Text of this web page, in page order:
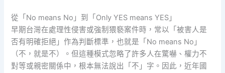
從「No means No」到「Only YES means YES」
早期台灣在處理性侵害或強制猥褻案件時，常以「被害人是
否有明確拒絕」作為判斷標準，也就是「No means No」
（不，就是不）。但這種模式忽略了許多人在驚嚇、權力不
對等或親密關係中，根本無法說出「不」字。因此，近年國